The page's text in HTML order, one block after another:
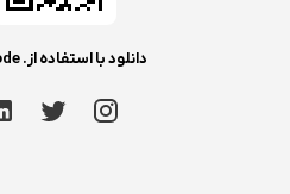
دانلود با استفاده از. QR code